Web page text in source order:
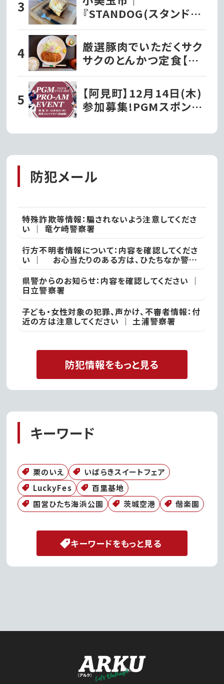
『STANDOG(スタンドッ
ク)』でいただく絶品チー
ズケーキ!!
厳選豚肉でいただくサク
サクのとんかつ定食【と
んかつ文久】
【阿見町】12月14日(木)
参加募集!PGMスポンサ
する『PGMプロアマイベ
防犯メール
特殊詐欺等情報：騙されないよう注意してくださ
い ｜ 竜ケ崎警察署
行方不明者情報について：内容を確認してくださ
い ｜ お心当たりのある方は、ひたちなか警察
署
県警からのお知らせ：内容を確認してください ｜
日立警察署
子ども・女性対象の犯罪、声かけ、不審者情報：付
近の方は注意してください ｜ 土浦警察署
防犯情報をもっと見る
キーワード
栗のいえ
いばらきスイートフェア
LuckyFes
百里基地
国営ひたち海浜公園
茨城空港 偕楽園
キーワードをもっと見る